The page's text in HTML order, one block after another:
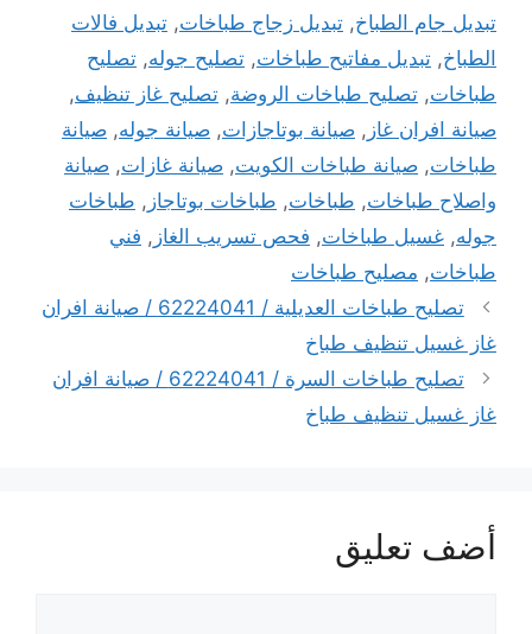
تبديل جام الطباخ, تبديل زجاج طباخات, تبديل فالات
الطباخ, تبديل مفاتيح طباخات, تصليح جوله, تصليح
طباخات, تصليح طباخات الروضة, تصليح غاز تنظيف,
صيانة افران غاز , صيانة بوتاجازات, صيانة جوله, صيانة
طباخات, صيانة طباخات الكويت, صيانة غازات, صيانة
واصلاح طباخات, طباخات, طباخات بوتاجاز , طباخات
جوله, غسيل طباخات, فحص تسريب الغاز , فني
طباخات, مصليح طباخات
تصليح طباخات العديلية / 62224041 / صيانة افران
غاز غسيل تنظيف طباخ
تصليح طباخات السرة / 62224041 / صيانة افران
غاز غسيل تنظيف طباخ
أضف تعليق